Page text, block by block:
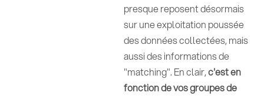
presque reposent désormais
sur une exploitation poussée
des données collectées, mais
aussi des informations de
"matching". En clair,c'est en
fonction de vos groupes de